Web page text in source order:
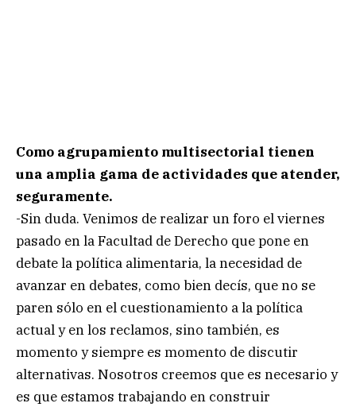
Como agrupamiento multisectorial tienen
una amplia gama de actividades que atender,
seguramente.
-Sin duda. Venimos de realizar un foro el viernes
pasado en la Facultad de Derecho que pone en
debate la política alimentaria, la necesidad de
avanzar en debates, como bien decís, que no se
paren sólo en el cuestionamiento a la política
actual y en los reclamos, sino también, es
momento y siempre es momento de discutir
alternativas. Nosotros creemos que es necesario y
es que estamos trabajando en construir